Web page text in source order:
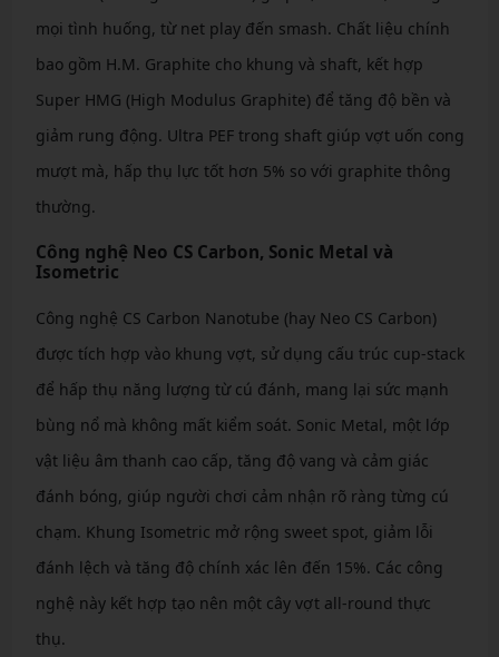
mọi tình huống, từ net play đến smash. Chất liệu chính
bao gồm H.M. Graphite cho khung và shaft, kết hợp
Super HMG (High Modulus Graphite) để tăng độ bền và
giảm rung động. Ultra PEF trong shaft giúp vợt uốn cong
mượt mà, hấp thụ lực tốt hơn 5% so với graphite thông
thường.
Công nghệ Neo CS Carbon, Sonic Metal và
Isometric
Công nghệ CS Carbon Nanotube (hay Neo CS Carbon)
được tích hợp vào khung vợt, sử dụng cấu trúc cup-stack
để hấp thụ năng lượng từ cú đánh, mang lại sức mạnh
bùng nổ mà không mất kiểm soát. Sonic Metal, một lớp
vật liệu âm thanh cao cấp, tăng độ vang và cảm giác
đánh bóng, giúp người chơi cảm nhận rõ ràng từng cú
chạm. Khung Isometric mở rộng sweet spot, giảm lỗi
đánh lệch và tăng độ chính xác lên đến 15%. Các công
nghệ này kết hợp tạo nên một cây vợt all-round thực
thụ.